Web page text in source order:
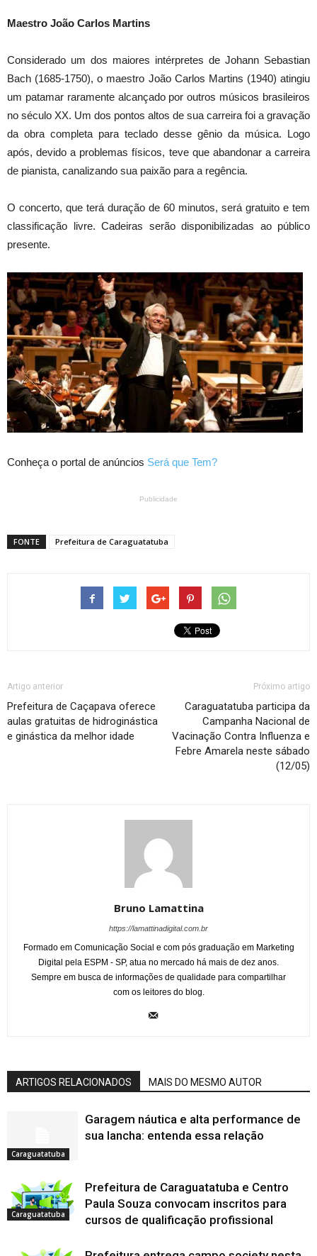
Maestro João Carlos Martins
Considerado um dos maiores intérpretes de Johann Sebastian
Bach (1685-1750), o maestro João Carlos Martins (1940) atingiu
um patamar raramente alcançado por outros músicos brasileiros
no século XX. Um dos pontos altos de sua carreira foi a gravação
da obra completa para teclado desse gênio da música. Logo
após, devido a problemas físicos, teve que abandonar a carreira
de pianista, canalizando sua paixão para a regência.
O concerto, que terá duração de 60 minutos, será gratuito e tem
classificação livre. Cadeiras serão disponibilizadas ao público
presente.
Conheça o portal de anúncios Será que Tem?
Publicidade
FONTE Prefeitura de Caraguatatuba
Artigo anterior
Prefeitura de Caçapava oferece
aulas gratuitas de hidroginástica
e ginástica da melhor idade
Próximo artigo
Caraguatatuba participa da
Campanha Nacional de
Vacinação Contra Influenza e
Febre Amarela neste sábado
(12/05)
Bruno Lamattina
https://lamattinadigital.com.br
Formado em Comunicação Social e com pós graduação em Marketing
Digital pela ESPM - SP, atua no mercado há mais de dez anos.
Sempre em busca de informações de qualidade para compartilhar
com os leitores do blog.
ARTIGOS RELACIONADOS MAIS DO MESMO AUTOR
Caraguatatuba
Garagem náutica e alta performance de
sua lancha: entenda essa relação
Caraguatatuba
Prefeitura de Caraguatatuba e Centro
Paula Souza convocam inscritos para
cursos de qualificação profissional